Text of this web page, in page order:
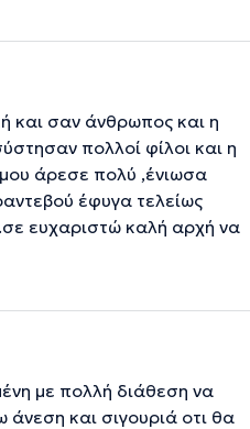
και σαν άνθρωπος και η
πολλοί φίλοι και η
άρεσε πολύ ,ένιωσα
έφυγα τελείως
ευχαριστώ καλή αρχή να
με πολλή διάθεση να
και σιγουριά οτι θα